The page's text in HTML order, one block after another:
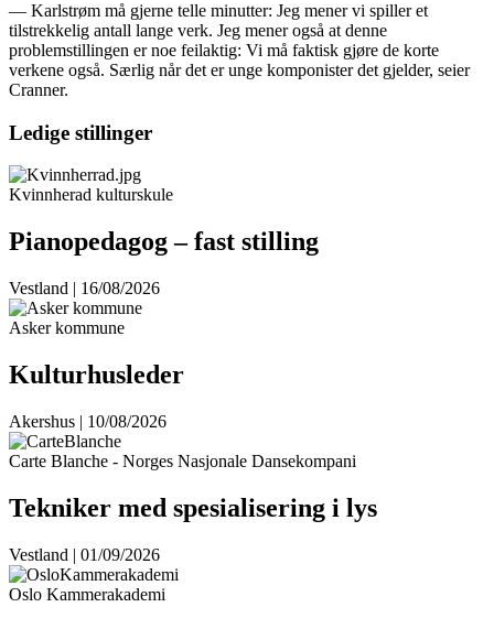
— Karlstrøm må gjerne telle minutter: Jeg mener vi spiller et
tilstrekkelig antall lange verk. Jeg mener også at denne
problemstillingen er noe feilaktig: Vi må faktisk gjøre de korte
verkene også. Særlig når det er unge komponister det gjelder, seier
Cranner.
Ledige stillinger
Kvinnherad kulturskule
Pianopedagog – fast stilling
Vestland | 16/08/2026
Asker kommune
Kulturhusleder
Akershus | 10/08/2026
Carte Blanche - Norges Nasjonale Dansekompani
Tekniker med spesialisering i lys
Vestland | 01/09/2026
Oslo Kammerakademi